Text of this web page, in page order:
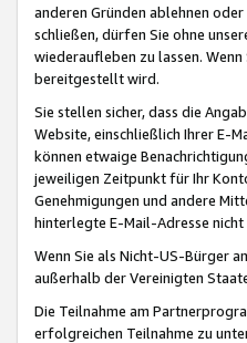
anderen Gründen ablehnen
schließen, dürfen Sie ohne
wiederaufleben zu lassen.
bereitgestellt wird.
Sie stellen sicher, dass die
Website, einschließlich Ihrer E-
können etwaige
jeweiligen Zeitpunkt für Ihr
Genehmigungen und andere
hinterlegte E-Mail-Adresse
Wenn Sie als Nicht-US-Bürger
außerhalb der Vereinigten
Die Teilnahme am
erfolgreichen Teilnahme zu